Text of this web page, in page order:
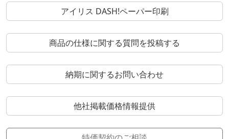
アイリス DASH!ペーパー印刷
商品の仕様に関する質問を投稿する
納期に関するお問い合わせ
他社掲載価格情報提供